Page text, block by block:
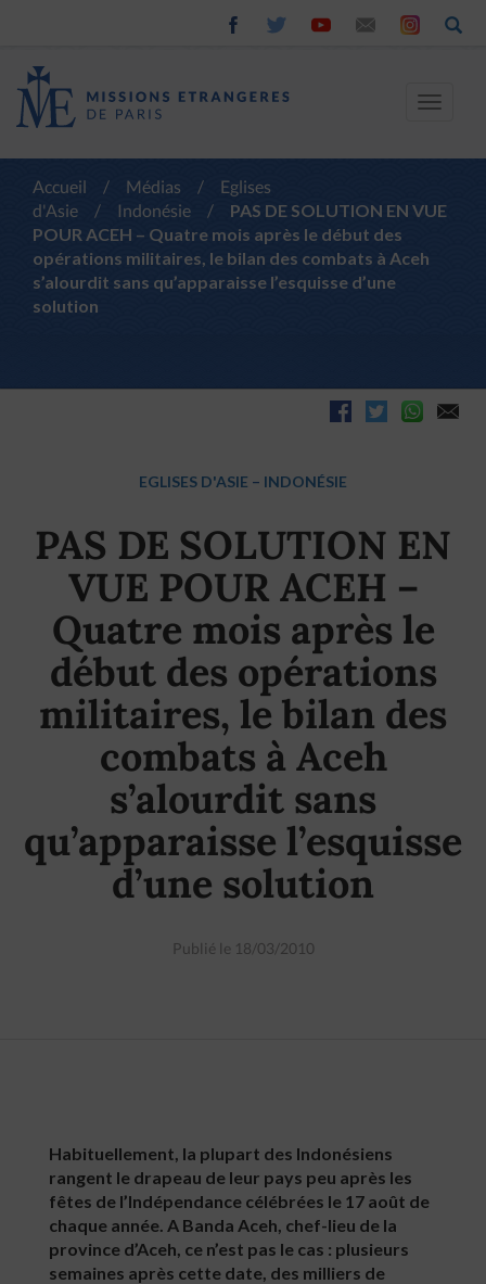
Toggle
Accueil / Médias /
Eglises
d'Asie
/ Indonésie /
PAS DE SOLUTION EN VUE
POUR ACEH – Quatre mois après le début des
opérations militaires, le bilan des combats à Aceh
s’alourdit sans qu’apparaisse l’esquisse d’une
solution
EGLISES D'ASIE – INDONÉSIE
PAS DE SOLUTION EN
VUE POUR ACEH –
Quatre mois après le
début des opérations
militaires, le bilan des
combats à Aceh
s’alourdit sans
qu’apparaisse l’esquisse
d’une solution
Publié le 18/03/2010
Habituellement, la plupart des Indonésiens
rangent le drapeau de leur pays peu après les
fêtes de l’Indépendance célébrées le 17 août de
chaque année. A Banda Aceh, chef-lieu de la
province d’Aceh, ce n’est pas le cas : plusieurs
semaines après cette date, des milliers de